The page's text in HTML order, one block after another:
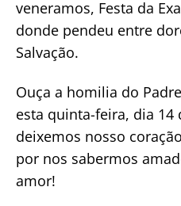
veneramos, Festa da
donde pendeu entre
Salvação.
Ouça a homilia do
esta quinta-feira, dia 14
deixemos nosso
por nos sabermos
amor!